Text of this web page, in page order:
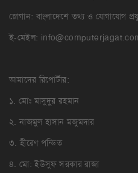
স্লোগান: বাংলাদেশে তথ্য ও যোগাযোগ
ই-মেইল:
আমাদের রিপোর্টার:
১. মোঃ মাসুদুর রহমান
২. নাজমুল হাসান মজুমদার
৩. হীরেণ পন্ডিত
৪. মো: ইউসুফ সরকার রাজা